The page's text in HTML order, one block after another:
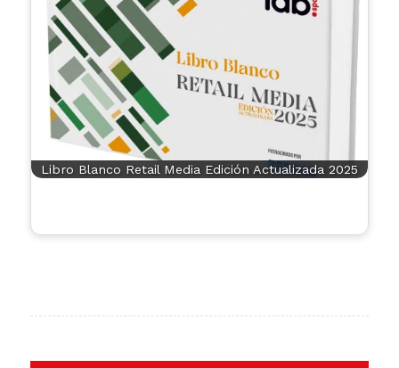
Libro Blanco Retail Media Edición Actualizada 2025